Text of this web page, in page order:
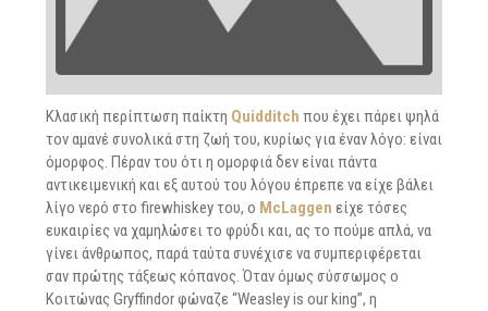
Κλασική περίπτωση παίκτη Quidditch που έχει πάρει ψηλά
τον αμανέ συνολικά στη ζωή του, κυρίως για έναν λόγο: είναι
όμορφος. Πέραν του ότι η ομορφιά δεν είναι πάντα
αντικειμενική και εξ αυτού του λόγου έπρεπε να είχε βάλει
λίγο νερό στο firewhiskey του, ο McLaggen είχε τόσες
ευκαιρίες να χαμηλώσει το φρύδι και, ας το πούμε απλά, να
γίνει άνθρωπος, παρά ταύτα συνέχισε να συμπεριφέρεται
σαν πρώτης τάξεως κόπανος. Όταν όμως σύσσωμος ο
Κοιτώνας Gryffindor φώναζε “Weasley is our king”, η